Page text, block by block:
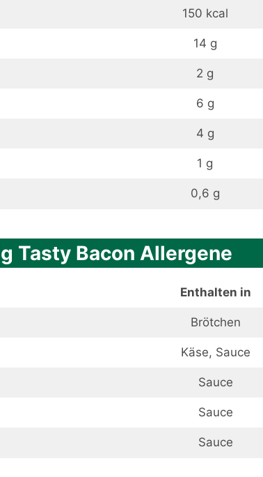
150 kcal
14 g
2 g
6 g
4 g
1 g
0,6 g
Tasty Bacon Allergene
Enthalten in
Brötchen
Käse, Sauce
Sauce
Sauce
Sauce